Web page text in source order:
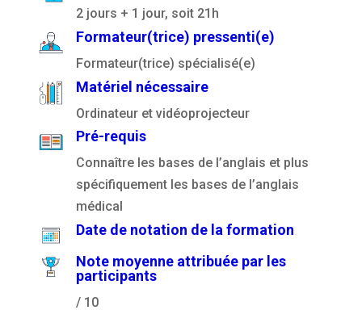
2 jours + 1 jour, soit 21h
Formateur(trice) pressenti(e)
Formateur(trice) spécialisé(e)
Matériel nécessaire
Ordinateur et vidéoprojecteur
Pré-requis
Connaître les bases de l’anglais et plus
spécifiquement les bases de l’anglais
médical
Date de notation de la formation
Note moyenne attribuée par les
participants
/ 10